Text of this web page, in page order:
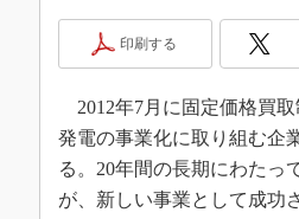
印刷する
2012年7月に固定価格買
発電の事業化に取り組む企
る。20年間の長期にわたっ
が、新しい事業として成功